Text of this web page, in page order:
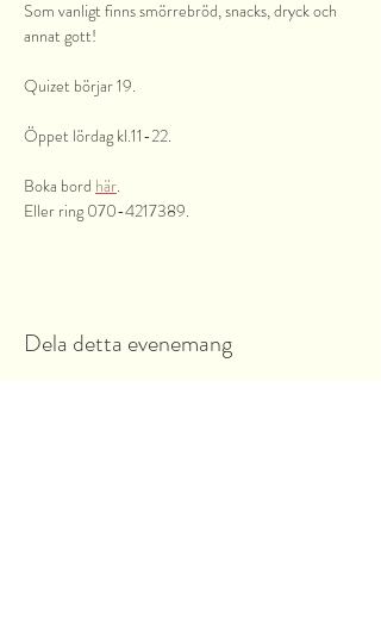
Som vanligt finns smörrebröd, snacks, dryck och
annat gott!
Quizet börjar 19.
Öppet lördag kl.11-22.
Boka bord här.
Eller ring 070-4217389.
Dela detta evenemang